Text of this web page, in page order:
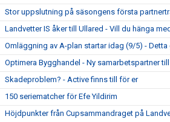
Stor uppslutning på säsongens första
Landvetter IS åker till Ullared - Vill du hänga
Omläggning av A-plan startar idag (9/5) - Detta
Optimera Bygghandel - Ny samarbetspartner till
Skadeproblem? - Active finns till för er
150 seriematcher för Efe Yildirim
Höjdpunkter från Cupsammandraget på